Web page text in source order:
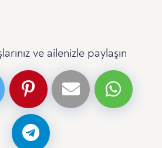
ve ailenizle paylaşın